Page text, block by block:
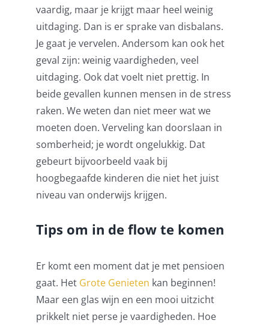
vaardig, maar je krijgt maar heel weinig
uitdaging. Dan is er sprake van disbalans.
Je gaat je vervelen. Andersom kan ook het
geval zijn: weinig vaardigheden, veel
uitdaging. Ook dat voelt niet prettig. In
beide gevallen kunnen mensen in de stress
raken. We weten dan niet meer wat we
moeten doen. Verveling kan doorslaan in
somberheid; je wordt ongelukkig. Dat
gebeurt bijvoorbeeld vaak bij
hoogbegaafde kinderen die niet het juist
niveau van onderwijs krijgen.
Tips om in de flow te komen
Er komt een moment dat je met pensioen
gaat. Het Grote Genieten kan beginnen!
Maar een glas wijn en een mooi uitzicht
prikkelt niet perse je vaardigheden. Hoe